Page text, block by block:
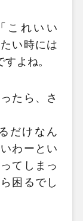
これいい
い時には
よね。
たら、さ
だけなん
わーとい
てしまっ
困るでし